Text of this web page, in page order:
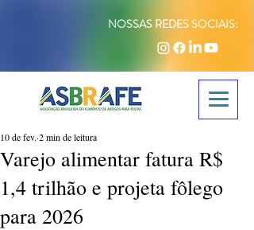
NOSSAS REDES SOCIAIS:
Varejo alimentar fatura R$
1,4 trilhão e projeta fôlego
para 2026
10 de fev. 2 min de leitura